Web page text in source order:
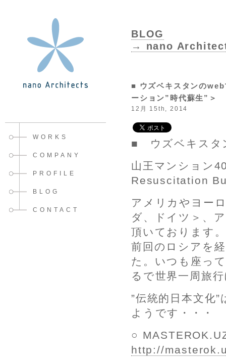
WORKS
COMPANY
PROFILE
BLOG
CONTACT
BLOG
→ nano
■ ウズベキスタンの
ーション”時代蘇生”＞
12月 15th, 2014
■ ウズベキスタ
山王マンション
Resuscitation
アメリカやヨー
ダ、ドイツ＞、
頂いております。
前回のロシアを
た。いつも座っ
るで世界一周旅
”伝統的日本文化
ようです・・・
○
http://